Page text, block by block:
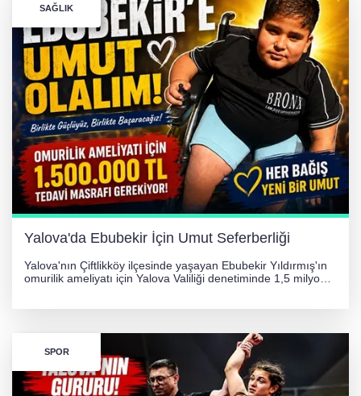
256 PARÇA ESER ELE GEÇİRİLDİ
Görüntüler yapay zekamı ?
Otomobil Hurdaya Döndü
SAĞLIK
Yalova'da Ebubekir İçin Umut Seferberliği
Yalova'nın Çiftlikköy ilçesinde yaşayan Ebubekir Yıldırmış'ın
omurilik ameliyatı için Yalova Valiliği denetiminde 1,5 milyon
SPOR